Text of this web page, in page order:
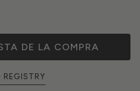
DE LA COMPRA